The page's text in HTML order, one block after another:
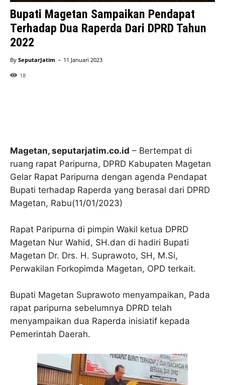
Bupati Magetan Sampaikan Pendapat
Terhadap Dua Raperda Dari DPRD Tahun
2022
By SeputarJatim - 11 Januari 2023
18
Magetan, seputarjatim.co.id – Bertempat di
ruang rapat Paripurna, DPRD Kabupaten Magetan
Gelar Rapat Paripurna dengan agenda Pendapat
Bupati terhadap Raperda yang berasal dari DPRD
Magetan, Rabu(11/01/2023)
Rapat Paripurna di pimpin Wakil ketua DPRD
Magetan Nur Wahid, SH.dan di hadiri Bupati
Magetan Dr. Drs. H. Suprawoto, SH, M.Si,
Perwakilan Forkopimda Magetan, OPD terkait.
Bupati Magetan Suprawoto menyampaikan, Pada
rapat paripurna sebelumnya DPRD telah
menyampaikan dua Raperda inisiatif kepada
Pemerintah Daerah.